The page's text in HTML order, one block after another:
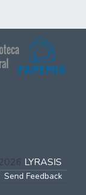
LYRASIS
Send Feedback